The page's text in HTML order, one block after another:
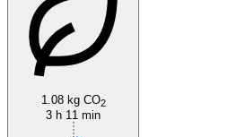
1.08 kg CO2
3 h 11 min